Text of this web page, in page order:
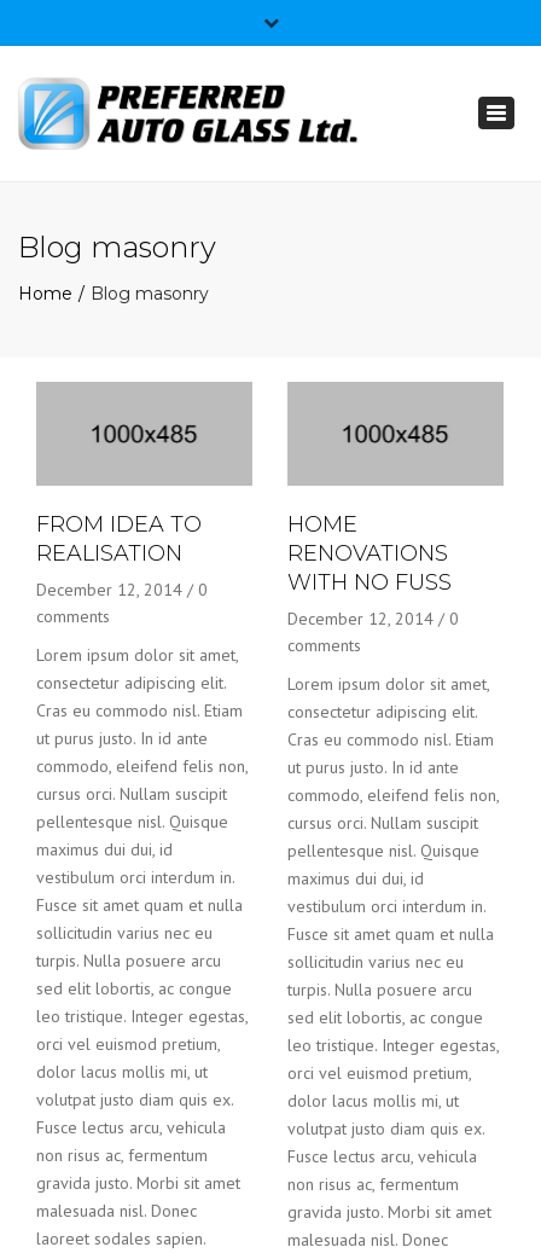
403-359-4074
info@preferredautoglass.ca
Blog masonry
Home Blog masonry
FROM IDEA TO
REALISATION
December 12, 2014 / 0
comments
Lorem ipsum dolor sit amet,
consectetur adipiscing elit.
Cras eu commodo nisl. Etiam
ut purus justo. In id ante
commodo, eleifend felis non,
cursus orci. Nullam suscipit
pellentesque nisl. Quisque
maximus dui dui, id
vestibulum orci interdum in.
Fusce sit amet quam et nulla
sollicitudin varius nec eu
turpis. Nulla posuere arcu
sed elit lobortis, ac congue
leo tristique. Integer egestas,
orci vel euismod pretium,
dolor lacus mollis mi, ut
volutpat justo diam quis ex.
Fusce lectus arcu, vehicula
non risus ac, fermentum
gravida justo. Morbi sit amet
malesuada nisl. Donec
laoreet sodales sapien.
HOME
RENOVATIONS
WITH NO FUSS
December 12, 2014 / 0
comments
Lorem ipsum dolor sit amet,
consectetur adipiscing elit.
Cras eu commodo nisl. Etiam
ut purus justo. In id ante
commodo, eleifend felis non,
cursus orci. Nullam suscipit
pellentesque nisl. Quisque
maximus dui dui, id
vestibulum orci interdum in.
Fusce sit amet quam et nulla
sollicitudin varius nec eu
turpis. Nulla posuere arcu
sed elit lobortis, ac congue
leo tristique. Integer egestas,
orci vel euismod pretium,
dolor lacus mollis mi, ut
volutpat justo diam quis ex.
Fusce lectus arcu, vehicula
non risus ac, fermentum
gravida justo. Morbi sit amet
malesuada nisl. Donec